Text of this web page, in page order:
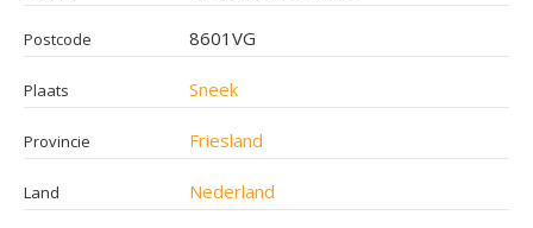
Postcode 8601VG
Plaats Sneek
Provincie Friesland
Land Nederland